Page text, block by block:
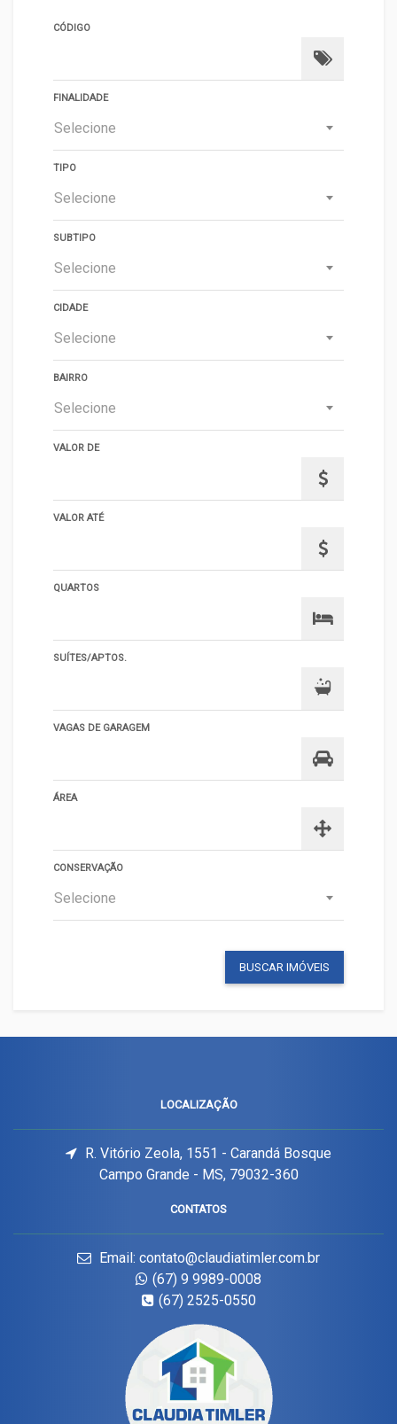
CÓDIGO
FINALIDADE
Selecione
TIPO
Selecione
SUBTIPO
Selecione
CIDADE
Selecione
BAIRRO
Selecione
VALOR DE
VALOR ATÉ
QUARTOS
SUÍTES/APTOS.
VAGAS DE GARAGEM
ÁREA
CONSERVAÇÃO
Selecione
BUSCAR IMÓVEIS
LOCALIZAÇÃO
R. Vitório Zeola, 1551 - Carandá Bosque
Campo Grande - MS, 79032-360
CONTATOS
Email: contato@claudiatimler.com.br
(67) 9 9989-0008
(67) 2525-0550